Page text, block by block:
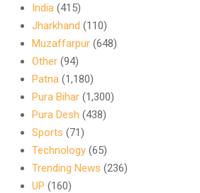
India (415)
Jharkhand (110)
Muzaffarpur (648)
Other (94)
Patna (1,180)
Pura Bihar (1,300)
Pura Desh (438)
Sports (71)
Technology (65)
Trending News (236)
UP (160)